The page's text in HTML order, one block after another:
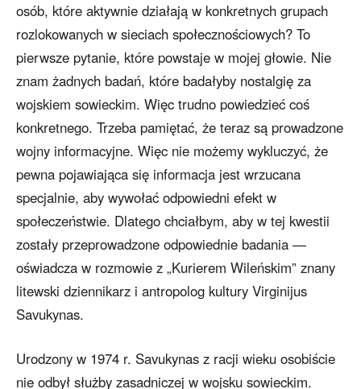
osób, które aktywnie działają w konkretnych grupach
rozlokowanych w sieciach społecznościowych? To
pierwsze pytanie, które powstaje w mojej głowie. Nie
znam żadnych badań, które badałyby nostalgię za
wojskiem sowieckim. Więc trudno powiedzieć coś
konkretnego. Trzeba pamiętać, że teraz są prowadzone
wojny informacyjne. Więc nie możemy wykluczyć, że
pewna pojawiająca się informacja jest wrzucana
specjalnie, aby wywołać odpowiedni efekt w
społeczeństwie. Dlatego chciałbym, aby w tej kwestii
zostały przeprowadzone odpowiednie badania —
oświadcza w rozmowie z „Kurierem Wileńskim” znany
litewski dziennikarz i antropolog kultury Virginijus
Savukynas.
Urodzony w 1974 r. Savukynas z racji wieku osobiście
nie odbył służby zasadniczej w wojsku sowieckim.